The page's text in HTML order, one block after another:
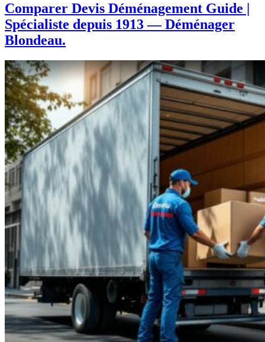
Comparer Devis Déménagement Guide |
Spécialiste depuis 1913 — Déménager
Blondeau.